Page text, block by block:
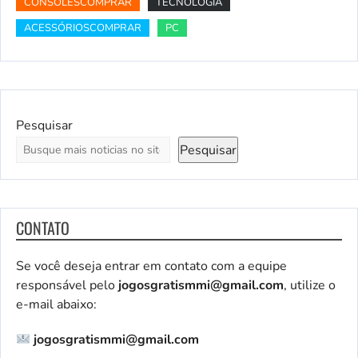
ACESSÓRIOSCOMPRAR
PC
Pesquisar
Pesquisar
CONTATO
Se você deseja entrar em contato com a equipe
responsável pelo jogosgratismmi@gmail.com, utilize o
e-mail abaixo:
jogosgratismmi@gmail.com